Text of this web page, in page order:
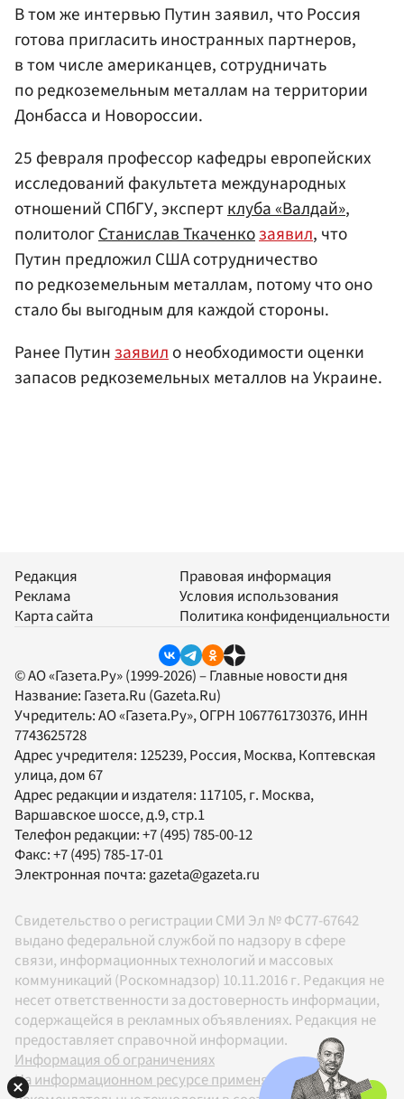
В том же интервью Путин заявил, что Россия
готова пригласить иностранных партнеров,
в том числе американцев, сотрудничать
по редкоземельным металлам на территории
Донбасса и Новороссии.
25 февраля профессор кафедры европейских
исследований факультета международных
отношений СПбГУ, экспертклуба «Валдай»,
политологСтанислав Ткаченкозаявил, что
Путин предложил США сотрудничество
по редкоземельным металлам, потому что оно
стало бы выгодным для каждой стороны.
Ранее Путинзаявило необходимости оценки
запасов редкоземельных металлов на Украине.
Редакция
Реклама
Карта сайта
Правовая информация
Условия использования
Политика конфиденциальности
© АО «Газета.Ру» (1999-2026) – Главные новости дня
Название: Газета.Ru (Gazeta.Ru)
Учредитель:АО «Газета.Ру», ОГРН 1067761730376, ИНН
7743625728
Адрес учредителя: 125239, Россия, Москва, Коптевская
улица, дом 67
Адрес редакции и издателя: 117105, г. Москва,
Варшавское шоссе, д.9, стр.1
Телефон редакции:+7 (495) 785-00-12
Факс:+7 (495) 785-17-01
Электронная почта:gazeta@gazeta.ru
Свидетельство о регистрации СМИ Эл № ФС77-67642
выдано федеральной службой по надзору в сфере
связи, информационных технологий и массовых
коммуникаций (Роскомнадзор) 10.11.2016 г. Редакция не
несет ответственности за достоверность информации,
содержащейся в рекламных объявлениях. Редакция не
предоставляет справочной информации.
Информация об ограничениях
На информационном ресурсе применяются